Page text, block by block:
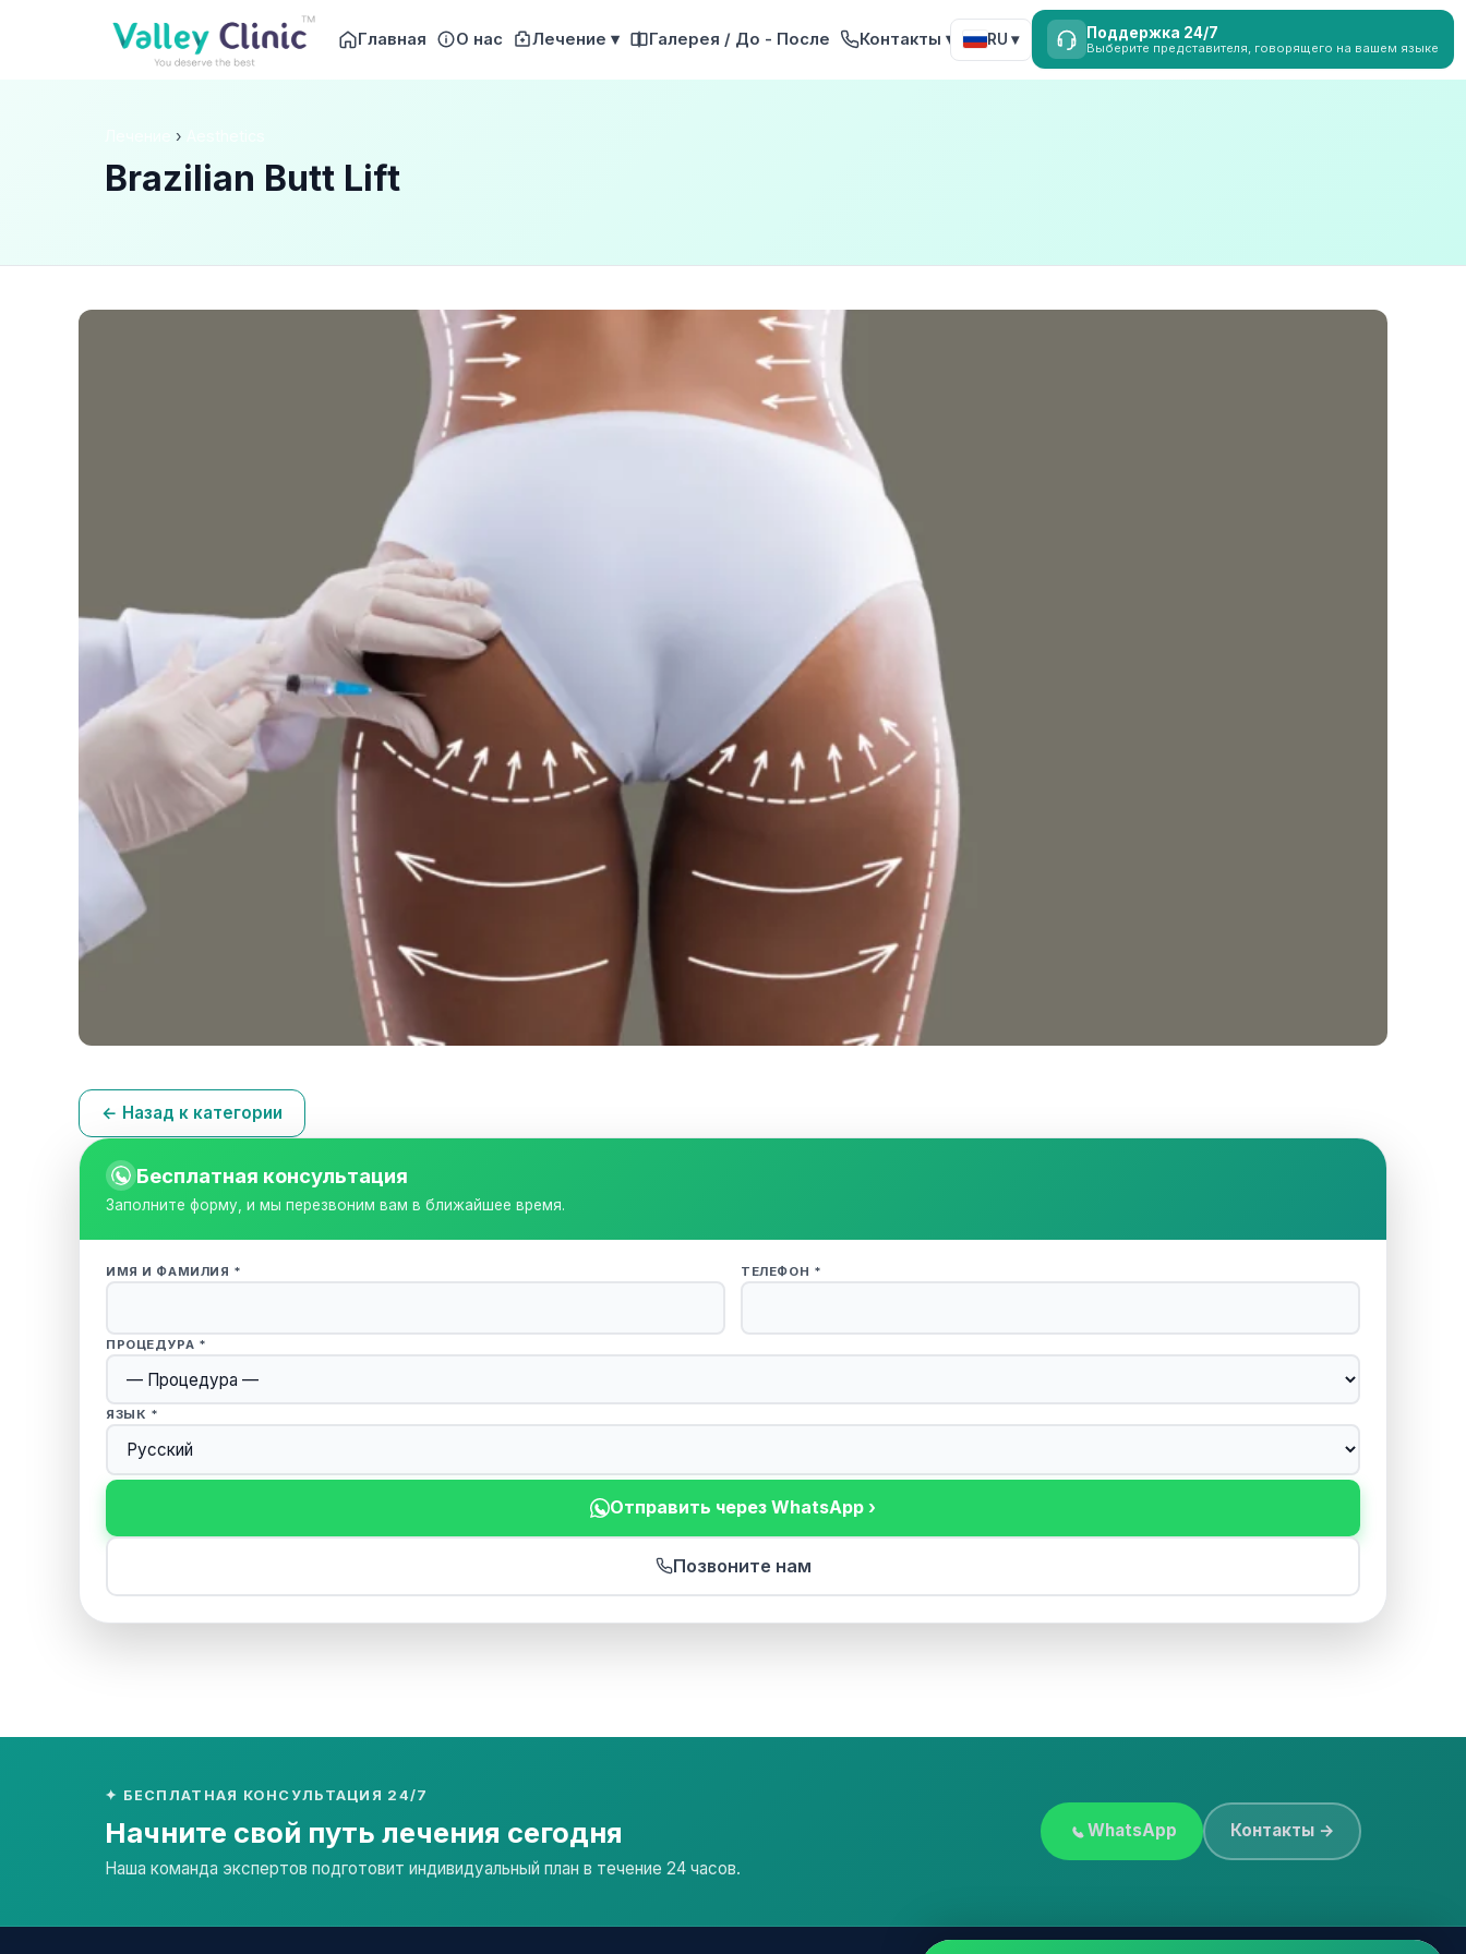
Главная О нас Лечение ▾ Галерея / До - После Контакты ▾ RU ▾ Поддержка 24/7
Выберите представителя, говорящего на вашем языке
›
Brazilian Butt Lift
← Назад к категории
Бесплатная консультация
Заполните форму, и мы перезвоним вам в ближайшее время.
ИМЯ И ФАМИЛИЯ * ТЕЛЕФОН *
ПРОЦЕДУРА *
ЯЗЫК *
Отправить через WhatsApp ›
Позвоните нам
✦ БЕСПЛАТНАЯ КОНСУЛЬТАЦИЯ 24/7
Начните свой путь лечения сегодня
Наша команда экспертов подготовит индивидуальный план в течение 24 часов.
WhatsApp Контакты →